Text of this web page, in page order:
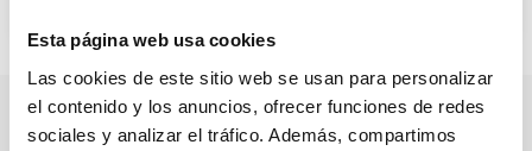
Esta página web usa cookies
Las cookies de este sitio web se usan para personalizar
el contenido y los anuncios, ofrecer funciones de redes
sociales y analizar el tráfico. Además, compartimos